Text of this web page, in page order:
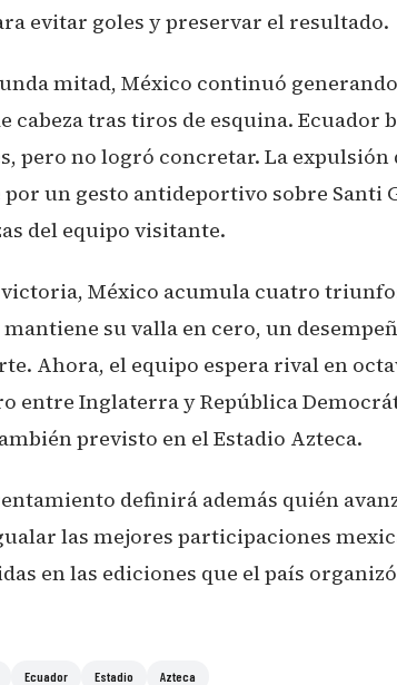
evitar goles y preservar el resultado.
mitad, México continuó
cabeza tras tiros de esquina. Ecuador
pero no logró concretar. La
un gesto antideportivo sobre Santi
del equipo visitante.
victoria, México acumula cuatro
su valla en cero, un
Ahora, el equipo espera rival en
entre Inglaterra y República
previsto en el Estadio Azteca.
definirá además quién
las mejores participaciones
en las ediciones que el país organizó
Ecuador Estadio Azteca